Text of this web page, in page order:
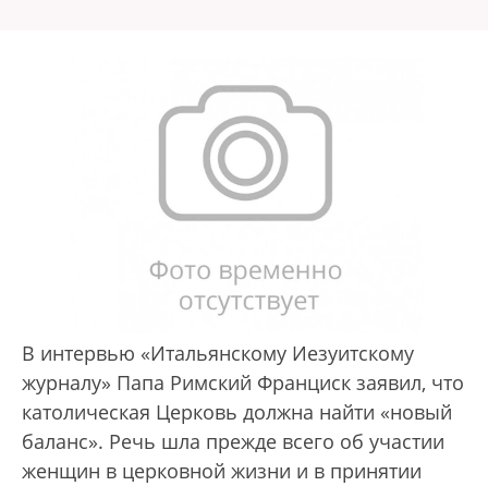
В интервью «Итальянскому Иезуитскому
журналу» Папа Римский Франциск заявил, что
католическая Церковь должна найти «новый
баланс». Речь шла прежде всего об участии
женщин в церковной жизни и в принятии